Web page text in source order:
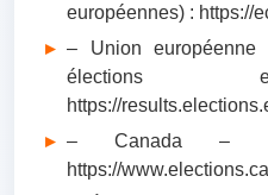
européennes) : https://
– Union
élections
https://
– Canada –
https://www.elections.ca